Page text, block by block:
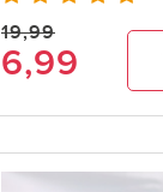
19,99
6,99